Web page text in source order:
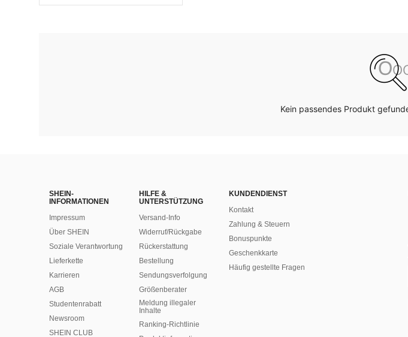
Kein passendes Produkt
SHEIN-
INFORMATIONEN
Impressum
Über SHEIN
Soziale Verantwortung
Lieferkette
Karrieren
AGB
Studentenrabatt
Newsroom
SHEIN CLUB
HILFE &
UNTERSTÜTZUNG
Versand-Info
Widerruf/Rückgabe
Rückerstattung
Bestellung
Sendungsverfolgung
Größenberater
Meldung illegaler
Inhalte
Ranking-Richtlinie
KUNDENDIENST
Kontakt
Zahlung & Steuern
Bonuspunkte
Geschenkkarte
Häufig gestellte Fragen